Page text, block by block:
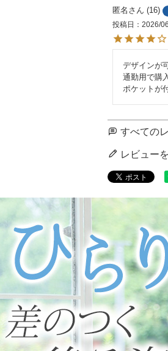
匿名 16
投稿日
2026/
デザインが
通勤用で購
ポケットが
すべての
レビュー